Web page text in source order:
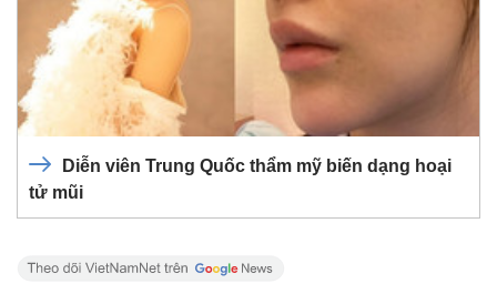
Diễn viên Trung Quốc thẩm mỹ biến dạng hoại
tử mũi